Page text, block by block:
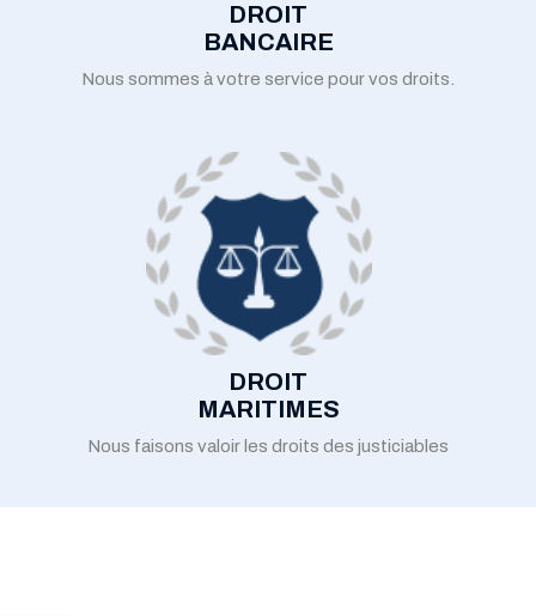
DROIT
BANCAIRE
Nous sommes à votre service pour vos droits.
DROIT
MARITIMES
Nous faisons valoir les droits des justiciables